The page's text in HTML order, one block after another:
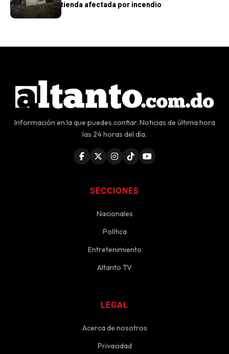
sustraídos de tienda afectada por incendio
Información en la que puedes confiar. Noticias de última hora
las 24 horas del día.
SECCIONES
Nacionales
Política
Entretenimiento
Altanto TV
LEGAL
Acerca de nosotros
Privacidad